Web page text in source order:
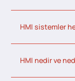
HMI sistemler
HMI nedir ve